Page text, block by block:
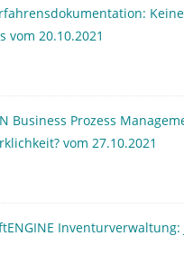
vom 20.10.2021
Business Prozess
vom 27.10.2021
Inventurverwaltung: